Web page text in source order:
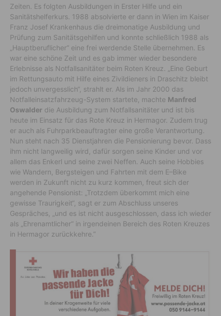
Zeiten. Es folgten Ausbildungen in Erster Hilfe und ein
Sanitätshelferkurs. 1988 absolvierte er dann in Wien im Kaiser
Franz Josef Krankenhaus die dreimonatige Ausbildung und
Prüfung zum Sanitätsgehilfen und konnte schließlich 1988 als
„Hauptberuflicher“ eine frei werdende Stelle übernehmen. Es
war eine schöne Zeit und es gab immer wieder besondere
Erlebnisse als Notfallsanitäter beim Roten Kreuz. „Eine Geburt
im Rettungsauto mit Hilfe eines Zivildieners in Draschitz bleibt
jedoch unvergesslich“, strahlt er. Als im Jahr 2000 das
Notfalleinsatzfahrzeug-System startete, machte Manfred
Oswalder die Ausbildung zum Notfallsanitäter und ist bis
heute im Einsatz für das Rote Kreuz in Hermagor. Zudem trug
er auch als Fuhrparkbeauftragter eine große Verantwortung.
Nun steht nach 35 Dienstjahren die Pensionierung bevor. Dass
ihm nicht langweilig wird, dafür sorgen seine Kinder und vor
allem das Enkerl und seine zwei Neffen. Auch seine Hobbies
wie Wandern, Bergsteigen und Fahrten mit dem E–Bike
werden in Zukunft nicht zu kurz kommen, freut sich der
angehende Pensionist: „Trotzdem überkommt mich eine
gewisse Traurigkeit“, sagt er zum Abschluss unseres
Gespräches, „und es ist nicht ausgeschlossen, dass ich wieder
als „Ehrenamtlicher“ in irgendeinen Bereich des Roten Kreuzes
in Hermagor zurückkehre.”